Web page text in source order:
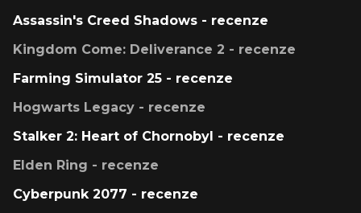
Assassin's Creed Shadows - recenze
Kingdom Come: Deliverance 2 - recenze
Farming Simulator 25 - recenze
Hogwarts Legacy - recenze
Stalker 2: Heart of Chornobyl - recenze
Elden Ring - recenze
Cyberpunk 2077 - recenze